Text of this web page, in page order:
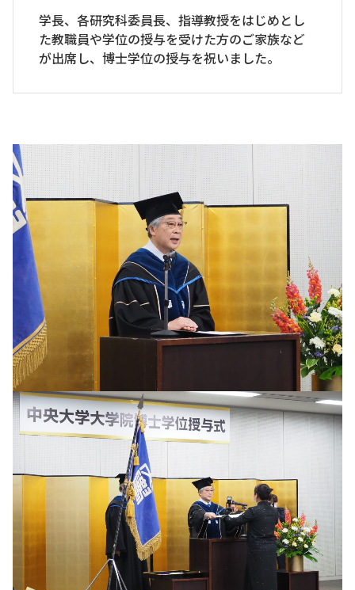
学長、各研究科委員長、指導教授をはじめとし
た教職員や学位の授与を受けた方のご家族など
が出席し、博士学位の授与を祝いました。